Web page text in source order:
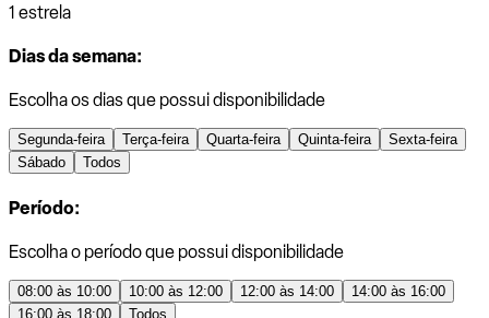
1 estrela
Dias da semana:
Escolha os dias que possui disponibilidade
Segunda-feira Terça-feira Quarta-feira Quinta-feira
Sexta-feira
Sábado
Todos
Período:
Escolha o período que possui disponibilidade
08:00 às 10:00 10:00 às 12:00 12:00 às 14:00
14:00 às 16:00
16:00 às 18:00
Todos